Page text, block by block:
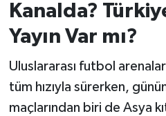
Kanalda?
Yayın Var mı?
Uluslararası futbol
tüm hızıyla sürerken,
maçlarından biri de Asya
İvrindi
KENT GÜNDEMİ
Kepsut